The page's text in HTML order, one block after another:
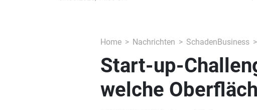
Home Nachrichten SchadenBusiness
Start-up-
welche